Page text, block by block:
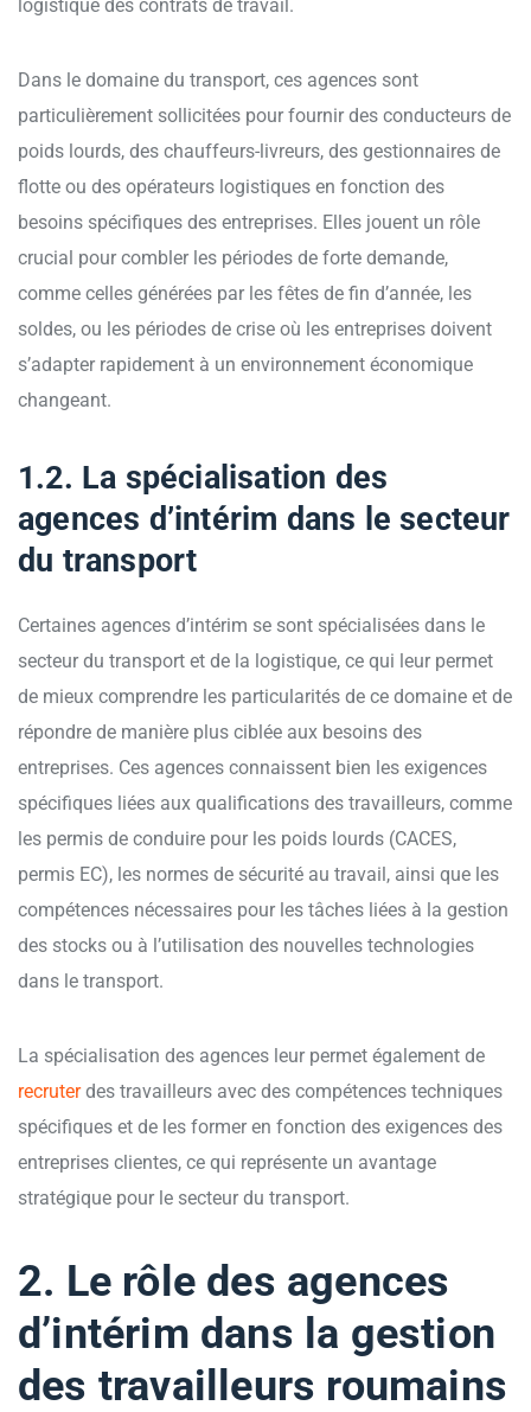
logistique des contrats de travail.
Dans le domaine du transport, ces agences sont
particulièrement sollicitées pour fournir des conducteurs de
poids lourds, des chauffeurs-livreurs, des gestionnaires de
flotte ou des opérateurs logistiques en fonction des
besoins spécifiques des entreprises. Elles jouent un rôle
crucial pour combler les périodes de forte demande,
comme celles générées par les fêtes de fin d’année, les
soldes, ou les périodes de crise où les entreprises doivent
s’adapter rapidement à un environnement économique
changeant.
1.2. La spécialisation des
agences d’intérim dans le secteur
du transport
Certaines agences d’intérim se sont spécialisées dans le
secteur du transport et de la logistique, ce qui leur permet
de mieux comprendre les particularités de ce domaine et de
répondre de manière plus ciblée aux besoins des
entreprises. Ces agences connaissent bien les exigences
spécifiques liées aux qualifications des travailleurs, comme
les permis de conduire pour les poids lourds (CACES,
permis EC), les normes de sécurité au travail, ainsi que les
compétences nécessaires pour les tâches liées à la gestion
des stocks ou à l’utilisation des nouvelles technologies
dans le transport.
La spécialisation des agences leur permet également de
recruterdes travailleurs avec des compétences techniques
spécifiques et de les former en fonction des exigences des
entreprises clientes, ce qui représente un avantage
stratégique pour le secteur du transport.
2. Le rôle des agences
d’intérim dans la gestion
des travailleurs roumains